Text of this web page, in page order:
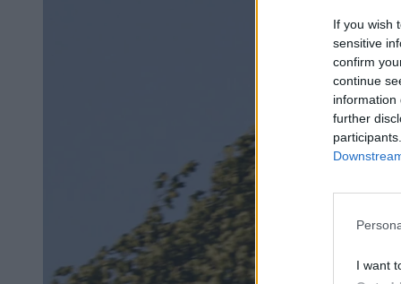
If you wish
sensitive
confirm
continue
information
further
I want